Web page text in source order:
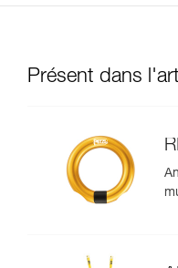
Présent dans